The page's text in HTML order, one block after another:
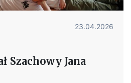
23.04.2026
Szachowy Jana